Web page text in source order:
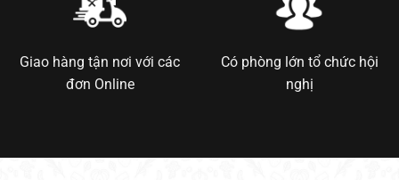
Giao hàng tận nơi với các
đơn Online
Có phòng lớn tổ chức hội
nghị